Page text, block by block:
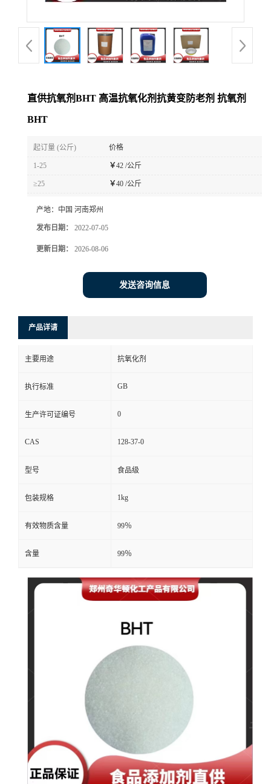
直供抗氧剂BHT 高温抗氧化剂抗黄变防老剂 抗氧剂
BHT
起订量 (公斤) 价格
1-25 ￥42 /公斤
≥25 ￥40 /公斤
产地： 中国 河南郑州
发布日期： 2022-07-05
更新日期： 2026-08-06
发送咨询信息
产品详请
主要用途 抗氧化剂
执行标准 GB
生产许可证编号 0
CAS 128-37-0
型号 食品级
包装规格 1kg
有效物质含量 99％
含量 99％